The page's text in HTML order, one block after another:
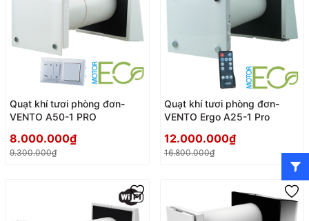
Quạt khí tươi phòng đơn-
VENTO A50-1 PRO
8.000.000₫
9.300.000₫
Quạt khí tươi phòng đơn-
VENTO Ergo A25-1 Pro
12.000.000₫
16.800.000₫